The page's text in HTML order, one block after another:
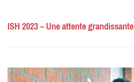
ISH 2023 – Une attente grandissante